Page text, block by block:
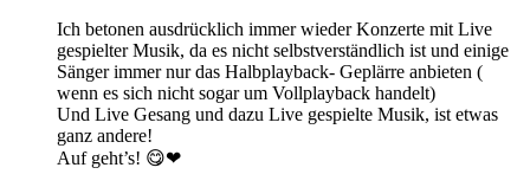
Ich betonen ausdrücklich immer wieder Konzerte mit Live
gespielter Musik, da es nicht selbstverständlich ist und einige
Sänger immer nur das Halbplayback- Geplärre anbieten (
wenn es sich nicht sogar um Vollplayback handelt)
Und Live Gesang und dazu Live gespielte Musik, ist etwas
ganz andere!
Auf geht’s! 😋❤